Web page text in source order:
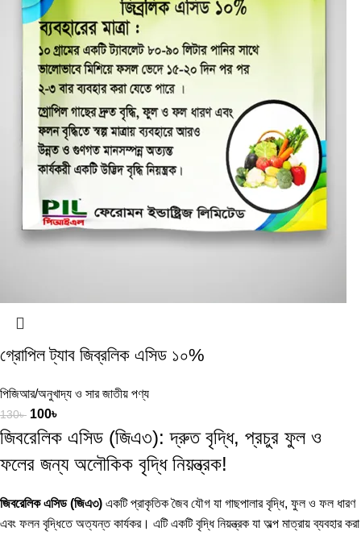
গ্রোপিল ট্যাব জিব্রলিক এসিড ১০%
পিজিআর/অনুখাদ্য ও সার জাতীয় পণ্য
130৳ 100৳
জিবরেলিক এসিড (জিএ৩): দ্রুত বৃদ্ধি, প্রচুর ফুল ও
ফলের জন্য অলৌকিক বৃদ্ধি নিয়ন্ত্রক!
জিবরেলিক এসিড (জিএ৩) একটি প্রাকৃতিক জৈব যৌগ যা গাছপালার বৃদ্ধি, ফুল ও ফল ধারণ
এবং ফলন বৃদ্ধিতে অত্যন্ত কার্যকর। এটি একটি বৃদ্ধি নিয়ন্ত্রক যা অল্প মাত্রায় ব্যবহার করা